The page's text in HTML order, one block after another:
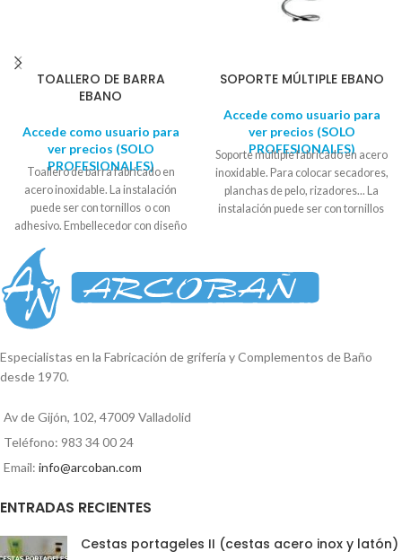
TOALLERO DE BARRA
EBANO
Accede como usuario para
ver precios (SOLO
PROFESIONALES)
Toallero de barra fabricado en
acero inoxidable. La instalación
puede ser con tornillos o con
adhesivo. Embellecedor con diseño
expositora. Medida embellecedor:
6 cm aprox. Largo: 50cm aprox.
Medida de centro a centro: 45cm
SOPORTE MÚLTIPLE EBANO
Accede como usuario para
ver precios (SOLO
PROFESIONALES)
Soporte múltiple fabricado en acero
inoxidable. Para colocar secadores,
planchas de pelo, rizadores... La
instalación puede ser con tornillos
embellecedor: 6 cm aprox. Anchura
hueco superior: 8cm aprox.
Especialistas en la Fabricación de grifería y Complementos de Baño
desde 1970.
Av de Gijón, 102, 47009 Valladolid
Teléfono: 983 34 00 24
Email: info@arcoban.com
ENTRADAS RECIENTES
Cestas portageles II (cestas acero inox y latón)